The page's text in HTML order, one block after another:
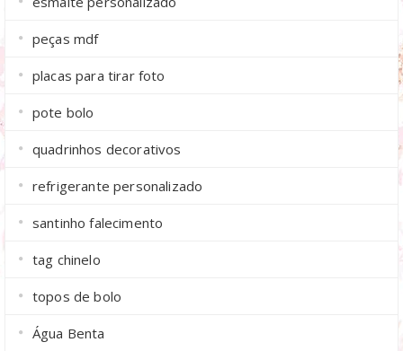
peças mdf
placas para tirar foto
pote bolo
quadrinhos decorativos
refrigerante personalizado
santinho falecimento
tag chinelo
topos de bolo
Água Benta